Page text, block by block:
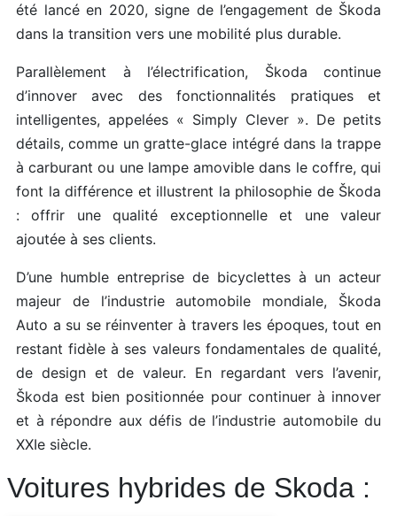
été lancé en 2020, signe de l’engagement de Škoda
dans la transition vers une mobilité plus durable.
Parallèlement à l’électrification, Škoda continue
d’innover avec des fonctionnalités pratiques et
intelligentes, appelées « Simply Clever ». De petits
détails, comme un gratte-glace intégré dans la trappe
à carburant ou une lampe amovible dans le coffre, qui
font la différence et illustrent la philosophie de Škoda
: offrir une qualité exceptionnelle et une valeur
ajoutée à ses clients.
D’une humble entreprise de bicyclettes à un acteur
majeur de l’industrie automobile mondiale, Škoda
Auto a su se réinventer à travers les époques, tout en
restant fidèle à ses valeurs fondamentales de qualité,
de design et de valeur. En regardant vers l’avenir,
Škoda est bien positionnée pour continuer à innover
et à répondre aux défis de l’industrie automobile du
XXIe siècle.
Voitures hybrides de Skoda :